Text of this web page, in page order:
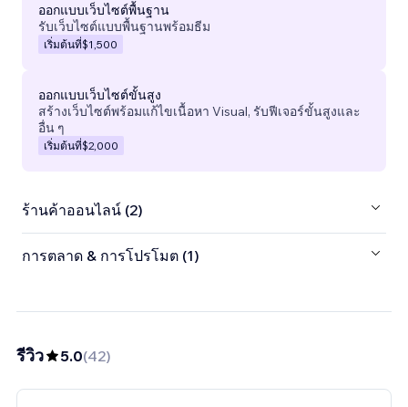
ออกแบบเว็บไซต์พื้นฐาน
รับเว็บไซต์แบบพื้นฐานพร้อมธีม
เริ่มต้นที่$1,500
ออกแบบเว็บไซต์ขั้นสูง
สร้างเว็บไซต์พร้อมแก้ไขเนื้อหา Visual, รับฟีเจอร์ขั้นสูงและ
อื่น ๆ
เริ่มต้นที่$2,000
ร้านค้าออนไลน์ (2)
การตลาด & การโปรโมต (1)
รีวิว 5.0(42)